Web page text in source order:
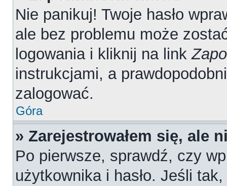
Nie panikuj! Twoje hasło
ale bez problemu może
logowania i kliknij na link
instrukcjami, a
zalogować.
Góra
» Zarejestrowałem się, ale
Po pierwsze, sprawdź, czy
użytkownika i hasło. Jeśli